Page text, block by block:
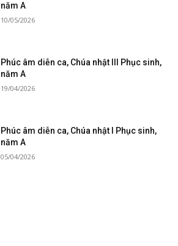
năm A
10/05/2026
Phúc âm diễn ca, Chúa nhật III Phục sinh,
năm A
19/04/2026
Phúc âm diễn ca, Chúa nhật I Phục sinh,
năm A
05/04/2026